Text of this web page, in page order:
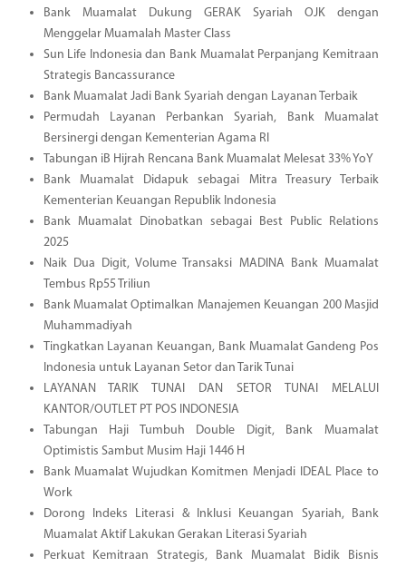
Bank Muamalat Dukung GERAK Syariah OJK dengan
Menggelar Muamalah Master Class
Sun Life Indonesia dan Bank Muamalat Perpanjang Kemitraan
Strategis Bancassurance
Bank Muamalat Jadi Bank Syariah dengan Layanan Terbaik
Permudah Layanan Perbankan Syariah, Bank Muamalat
Bersinergi dengan Kementerian Agama RI
Tabungan iB Hijrah Rencana Bank Muamalat Melesat 33% YoY
Bank Muamalat Didapuk sebagai Mitra Treasury Terbaik
Kementerian Keuangan Republik Indonesia
Bank Muamalat Dinobatkan sebagai Best Public Relations
2025
Naik Dua Digit, Volume Transaksi MADINA Bank Muamalat
Tembus Rp55 Triliun
Bank Muamalat Optimalkan Manajemen Keuangan 200 Masjid
Muhammadiyah
Tingkatkan Layanan Keuangan, Bank Muamalat Gandeng Pos
Indonesia untuk Layanan Setor dan Tarik Tunai
LAYANAN TARIK TUNAI DAN SETOR TUNAI MELALUI
KANTOR/OUTLET PT POS INDONESIA
Tabungan Haji Tumbuh Double Digit, Bank Muamalat
Optimistis Sambut Musim Haji 1446 H
Bank Muamalat Wujudkan Komitmen Menjadi IDEAL Place to
Work
Dorong Indeks Literasi & Inklusi Keuangan Syariah, Bank
Muamalat Aktif Lakukan Gerakan Literasi Syariah
Perkuat Kemitraan Strategis, Bank Muamalat Bidik Bisnis